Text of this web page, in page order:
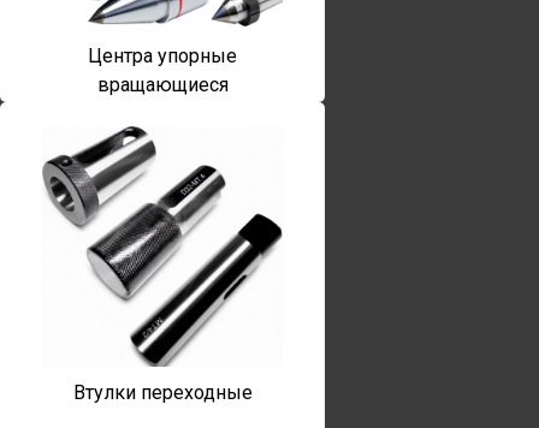
Центра упорные
вращающиеся
Втулки переходные